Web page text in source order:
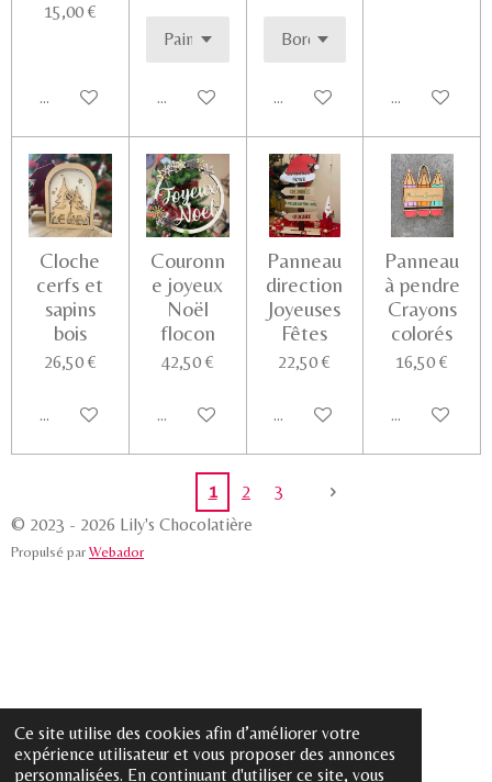
Ce site utilise des cookies afin d’améliorer votre
expérience utilisateur et vous proposer des annonces
personnalisées. En continuant d'utiliser ce site, vous
15,00 €
Ajouter au panierVoir les détails Voir les détails Voir les
Cloche
cerfs et
sapins
bois
26,50 €
Ajouter au panier
Couronn
e joyeux
Noël
flocon
42,50 €
Ajouter au panier
Panneau
direction
Joyeuses
Fêtes
22,50 €
Ajouter au panier
Panneau
à pendre
Crayons
colorés
16,50 €
Voir les
1 2
3
© 2023 - 2026 Lily's Chocolatière
Propulsé par Webador